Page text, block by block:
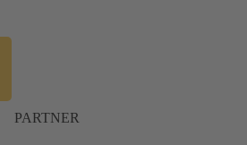
PARTNER